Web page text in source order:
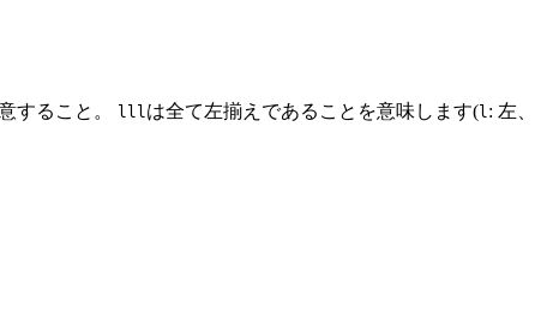
すること。 lllは全て左揃えであることを意味します(l: 左、
x+x \\ &=& 2x \end{array}